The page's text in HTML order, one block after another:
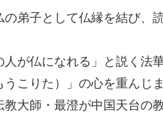
弟子として仏縁を結び、
が仏になれる」と説く法
こりた）」の心を重んじま
大師・最澄が中国天台の